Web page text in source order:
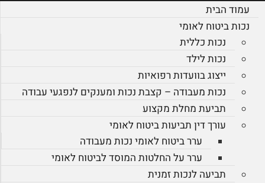
עמוד הבית
נכות ביטוח לאומי
נכות כללית
נכות לילד
ייצוג בוועדות רפואיות
נכות מעבודה – קצבת נכות ומענקים לנפגעי עבודה
תביעת מחלת מקצוע
עורך דין תביעות ביטוח לאומי
ערר ביטוח לאומי נכות מעבודה
ערר על החלטות המוסד לביטוח לאומי
תביעה לנכות זמנית